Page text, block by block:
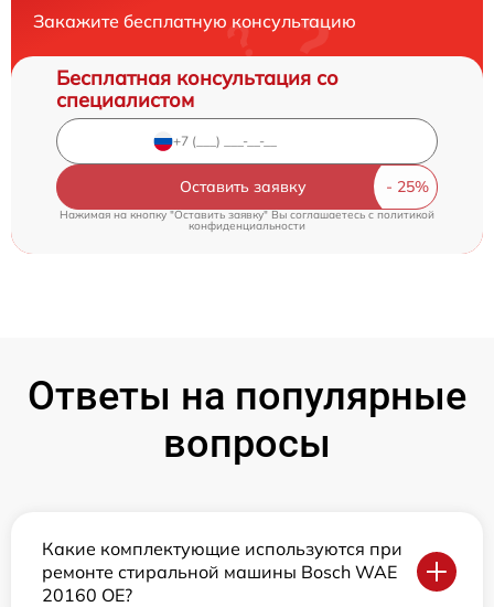
Закажите бесплатную консультацию
Бесплатная консультация со
специалистом
Оставить заявку
Нажимая на кнопку "Оставить заявку" Вы соглашаетесь cполитикой
конфиденциальности
Ответы на популярные
вопросы
Какие комплектующие используются при
ремонте стиральной машины Bosch WAE
20160 OE?